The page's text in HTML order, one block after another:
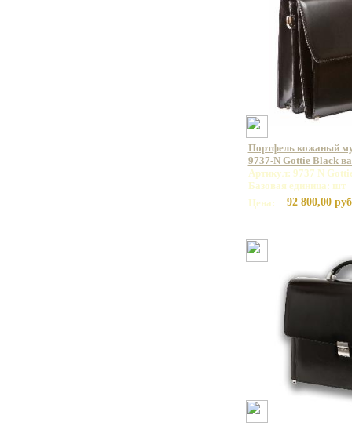
Портфель кожаный
9737-N Gottie Black
Артикул: 9737 N
Базовая единица: шт
Цена:
92 800,00